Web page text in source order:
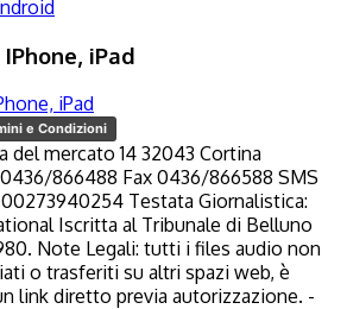
IPhone, iPad
e Condizioni
del mercato 14 32043 Cortina
866488 Fax 0436/866588 SMS
Testata Giornalistica:
Iscritta al Tribunale di Belluno
Note Legali: tutti i files audio non
o trasferiti su altri spazi web, è
link diretto previa autorizzazione. -